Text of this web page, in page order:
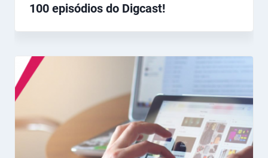
100 episódios do Digcast!